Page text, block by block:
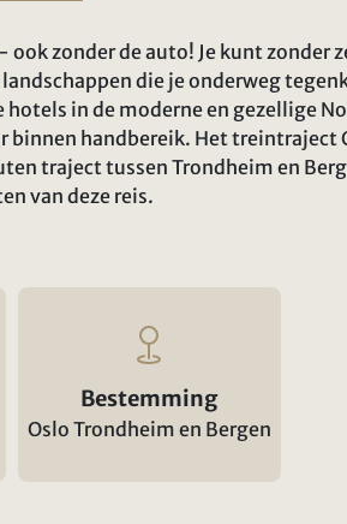
zonder de auto! Je kunt zonder
die je onderweg
in de moderne en gezellige
binnen handbereik. Het treintraject
traject tussen Trondheim en
van deze reis.
Bestemming
Oslo Trondheim en Bergen